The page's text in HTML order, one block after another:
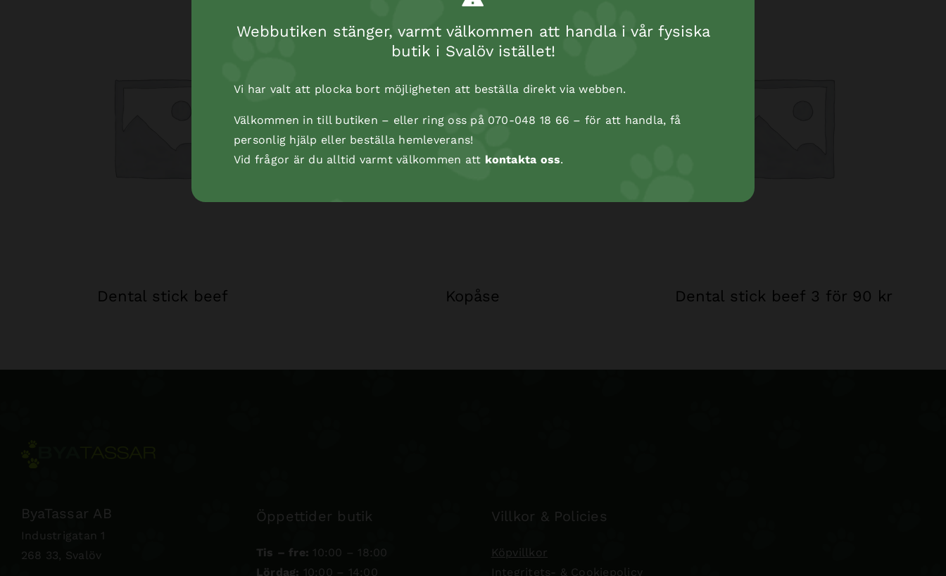
Dental stick beef Kopåse Dental stick beef 3 för 90 kr
ByaTassar AB
Industrigatan 1
268 33, Svalöv
Öppettider butik
Tis – fre: 10:00 – 18:00
Lördag: 10:00 – 14:00
Villkor & Policies
Köpvillkor
Integritets- & Cookiepolicy
Webbutiken stänger, varmt välkommen att handla i vår fysiska
butik i Svalöv istället!
Vi har valt att plocka bort möjligheten att beställa direkt via webben.
Välkommen in till butiken – eller ring oss på 070-048 18 66 – för att handla, få
personlig hjälp eller beställa hemleverans!
Vid frågor är du alltid varmt välkommen att kontakta oss.